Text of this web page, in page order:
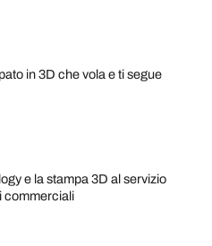
in 3D che vola e ti segue
e la stampa 3D al servizio
commerciali